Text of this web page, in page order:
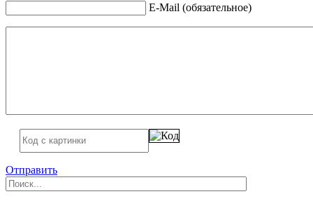
E-Mail (обязательное)
Отправить